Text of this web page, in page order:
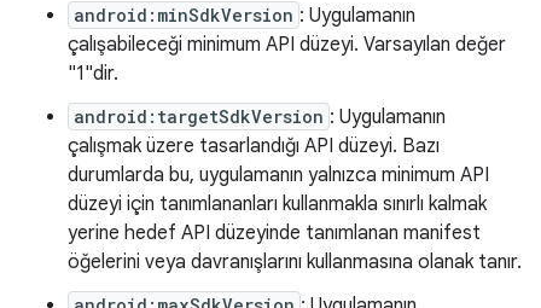
android:minSdkVersion : Uygulamanın
çalışabileceği minimum API düzeyi. Varsayılan değer
"1"dir.
android:targetSdkVersion : Uygulamanın
çalışmak üzere tasarlandığı API düzeyi. Bazı
durumlarda bu, uygulamanın yalnızca minimum API
düzeyi için tanımlananları kullanmakla sınırlı kalmak
yerine hedef API düzeyinde tanımlanan manifest
öğelerini veya davranışlarını kullanmasına olanak tanır.